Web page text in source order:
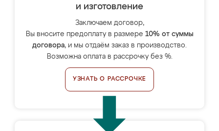
и изготовление
Заключаем договор,
Вы вносите предоплату в размере 10% от суммы
договора, и мы отдаём заказ в производство.
Возможна оплата в рассрочку без %.
УЗНАТЬ О РАССРОЧКЕ